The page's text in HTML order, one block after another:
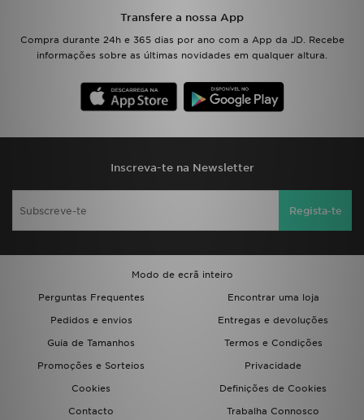
Transfere a nossa App
Compra durante 24h e 365 dias por ano com a App da JD. Recebe
informações sobre as últimas novidades em qualquer altura.
Inscreva-te na Newsletter
Regista-te
Modo de ecrã inteiro
Perguntas Frequentes
Encontrar uma loja
Pedidos e envios
Entregas e devoluções
Guia de Tamanhos
Termos e Condições
Promoções e Sorteios
Privacidade
Cookies
Definições de Cookies
Contacto
Trabalha Connosco